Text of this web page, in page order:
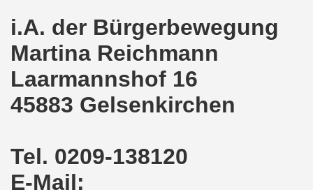
i.A. der Bürgerbewegung
Martina Reichmann
Laarmannshof 16
45883 Gelsenkirchen
Tel. 0209-138120
E-Mail:
Bewegung: Protest gegen Arbeitsplatzvernichtung
gegen Kundgebung und gegen Frank Oettler
und von Martina Reichmann: Gelungenes Fest
Bewegung - feier am 11.09.2023 um 17.30 Uhr auf